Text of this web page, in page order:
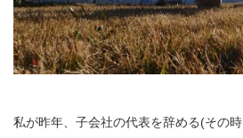
私が昨年、子会社の代表を辞める(その